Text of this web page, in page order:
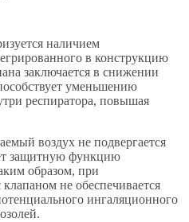
наличием
в конструкцию
заключается в снижении
уменьшению
респиратора, повышая
воздух не подвергается
защитную функцию
образом, при
не обеспечивается
ингаляционного